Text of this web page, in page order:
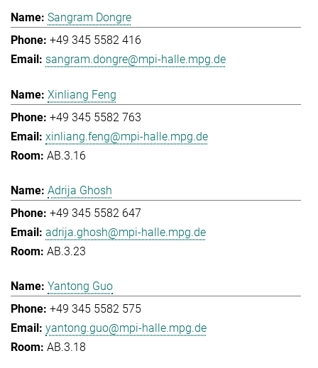
Sangram Dongre
+49 345 5582 416
sangram.dongre@mpi-halle.mpg.de
Xinliang Feng
+49 345 5582 763
xinliang.feng@mpi-halle.mpg.de
AB.3.16
Adrija Ghosh
+49 345 5582 647
adrija.ghosh@mpi-halle.mpg.de
AB.3.23
Yantong Guo
+49 345 5582 575
yantong.guo@mpi-halle.mpg.de
AB.3.18